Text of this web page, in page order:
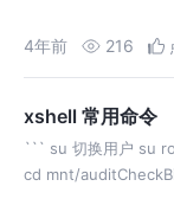
4年前 216
xshell 常用命令
``` su 切换用户 su
cd mnt/